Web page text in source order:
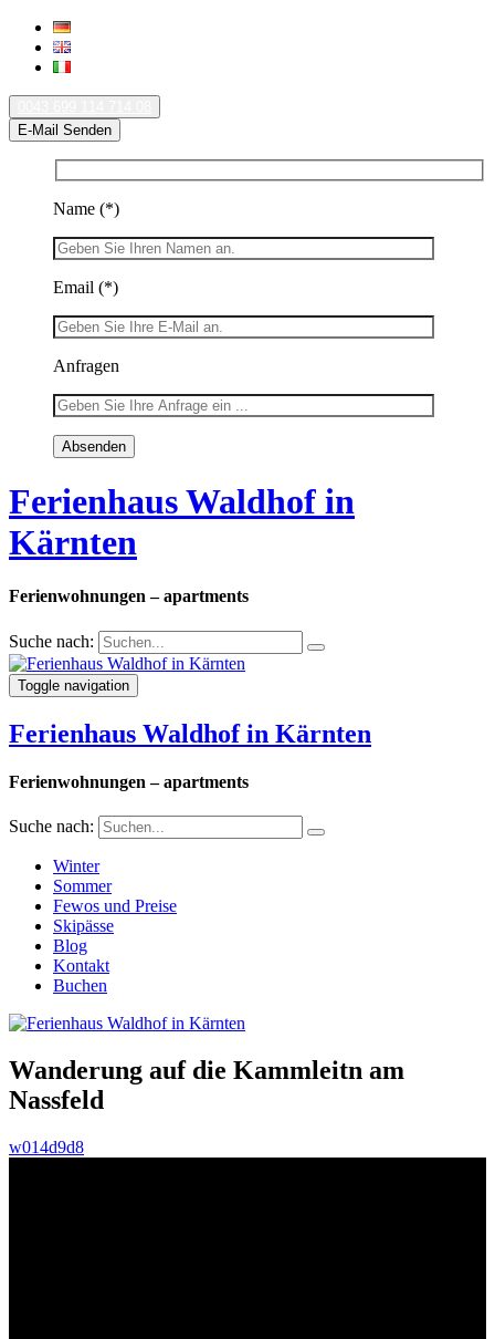
E-Mail Senden
Name (*)
Email (*)
Anfragen
Ferienhaus Waldhof in
Kärnten
Ferienwohnungen – apartments
Suche nach:
Toggle navigation
Ferienhaus Waldhof in Kärnten
Ferienwohnungen – apartments
Suche nach:
Winter
Sommer
Fewos und Preise
Skipässe
Blog
Kontakt
Buchen
Wanderung auf die Kammleitn am
Nassfeld
w014d9d8